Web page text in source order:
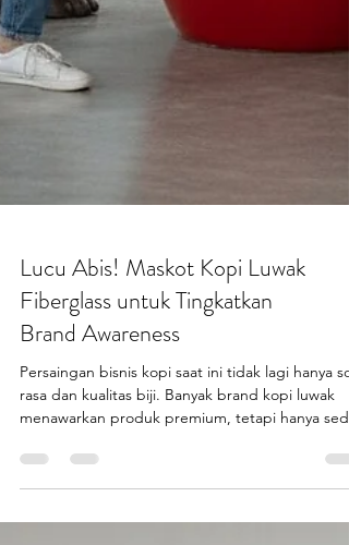
Lucu Abis! Maskot Kopi Luwak
Fiberglass untuk Tingkatkan
Brand Awareness
Persaingan bisnis kopi saat ini tidak lagi hanya
menawarkan produk premium, tetapi hanya
yang benar benar melekat di ingatan konsumen.